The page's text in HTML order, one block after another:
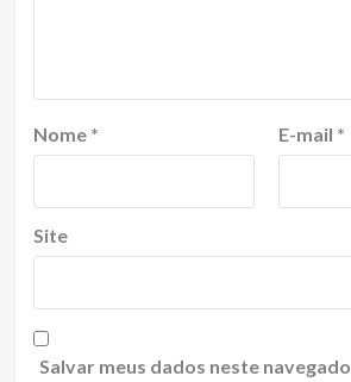
Nome * E-mail *
Site
Salvar meus dados neste